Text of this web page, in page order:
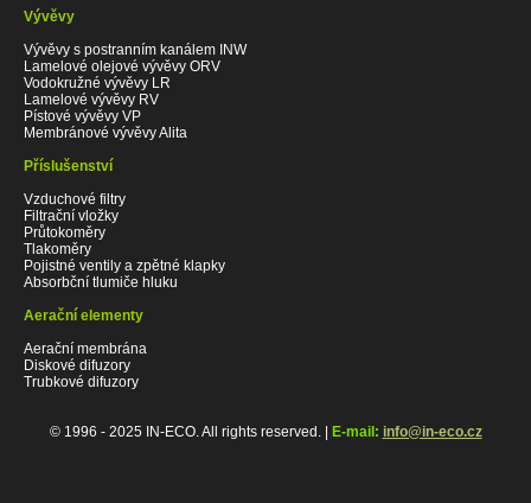
Vývěvy
Vývěvy s postranním kanálem INW
Lamelové olejové vývěvy ORV
Vodokružné vývěvy LR
Lamelové vývěvy RV
Pístové vývěvy VP
Membránové vývěvy Alita
Příslušenství
Vzduchové filtry
Filtrační vložky
Průtokoměry
Tlakoměry
Pojistné ventily a zpětné klapky
Absorbční tlumiče hluku
Aerační elementy
Aerační membrána
Diskové difuzory
Trubkové difuzory
© 1996 - 2025 IN-ECO. All rights reserved. | E-mail: info@in-eco.cz